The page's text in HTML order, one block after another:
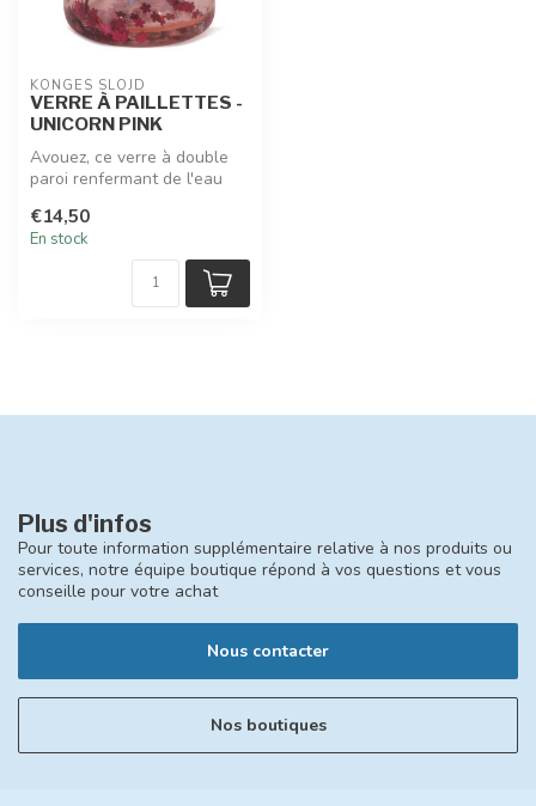
KONGES SLOJD
VERRE À PAILLETTES -
UNICORN PINK
Avouez, ce verre à double
paroi renfermant de l'eau
qu...
€14,50
En stock
Plus d'infos
Pour toute information supplémentaire relative à nos produits ou
services, notre équipe boutique répond à vos questions et vous
conseille pour votre achat
Nous contacter
Nos boutiques